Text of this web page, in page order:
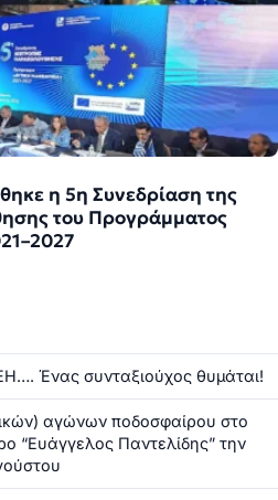
η 5η Συνεδρίαση της
του Προγράμματος
Ένας συνταξιούχος θυμάται!
αγώνων ποδοσφαίρου στο
“Ευάγγελος Παντελίδης” την